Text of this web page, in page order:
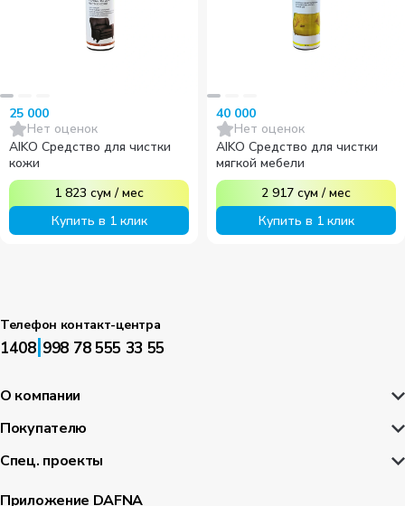
25 000
Нет оценок
AIKO Средство для чистки
кожи
1 823 сум /мес
Купить в 1 клик
40 000
Нет оценок
AIKO Средство для чистки
мягкой мебели
2 917 сум /мес
Купить в 1 клик
Телефон контакт-центра
1408|998 78 555 33 55
О компании
Покупателю
Спец. проекты
Приложение DAFNA